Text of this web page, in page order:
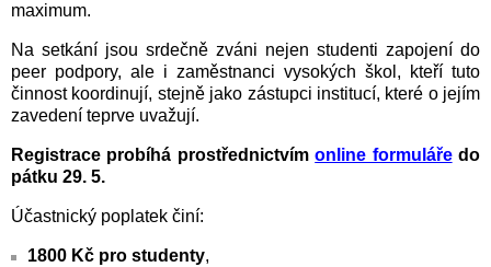
maximum.
Na setkání jsou srdečně zváni nejen studenti zapojení do
peer podpory, ale i zaměstnanci vysokých škol, kteří tuto
činnost koordinují, stejně jako zástupci institucí, které o jejím
zavedení teprve uvažují.
Registrace probíhá prostřednictvímonline formuláředo
pátku 29. 5.
Účastnický poplatek činí:
1800 Kč pro studenty,